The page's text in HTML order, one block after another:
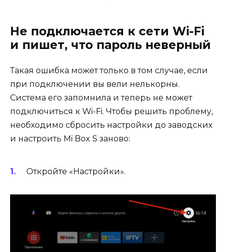
Не подключается к сети Wi-Fi
и пишет, что пароль неверный
Такая ошибка может только в том случае, если
при подключении вы вели нелькорны.
Система его запомнила и теперь не может
подключиться к Wi-Fi. Чтобы решить проблему,
необходимо сбросить настройки до заводских
и настроить Mi Box S заново:
Откройте «Настройки».